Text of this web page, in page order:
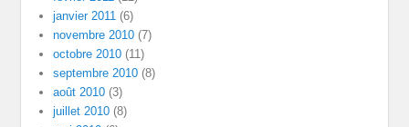
janvier 2011 (6)
novembre 2010 (7)
octobre 2010 (11)
septembre 2010 (8)
août 2010 (3)
juillet 2010 (8)